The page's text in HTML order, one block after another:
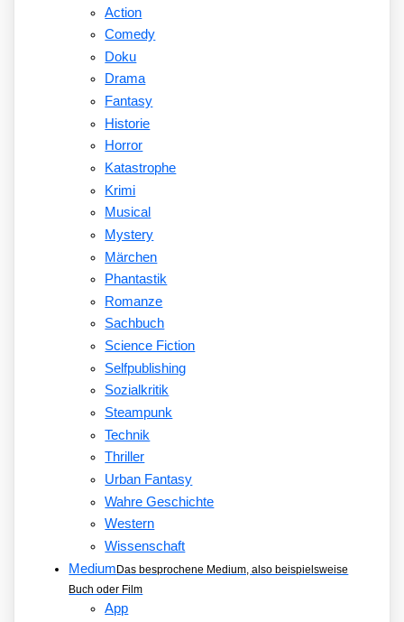
Action
Comedy
Doku
Drama
Fantasy
Historie
Horror
Katastrophe
Krimi
Musical
Mystery
Märchen
Phantastik
Romanze
Sachbuch
Science Fiction
Selfpublishing
Sozialkritik
Steampunk
Technik
Thriller
Urban Fantasy
Wahre Geschichte
Western
Wissenschaft
MediumDas besprochene Medium, also beispielsweise
Buch oder Film
App